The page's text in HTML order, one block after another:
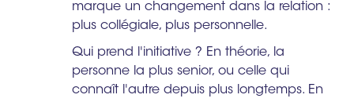
marque un changement dans la relation :
plus collégiale, plus personnelle.
Qui prend l'initiative ? En théorie, la
personne la plus senior, ou celle qui
connaît l'autre depuis plus longtemps. En